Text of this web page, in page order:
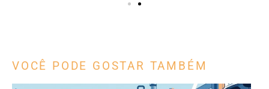
VOCÊ PODE GOSTAR TAMBÉM